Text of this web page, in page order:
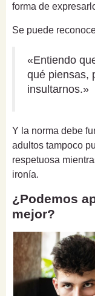
forma de
Se puede
«Entiendo
qué piensas,
insultarnos.»
Y la norma debe
adultos tampoco
respetuosa
ironía.
¿Podemos
mejor?